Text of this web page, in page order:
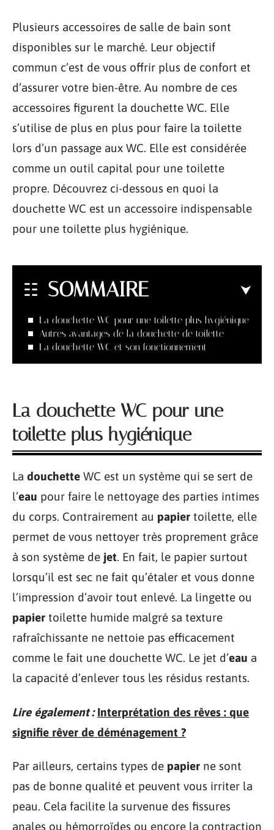
Plusieurs accessoires de salle de bain sont
disponibles sur le marché. Leur objectif
commun c’est de vous offrir plus de confort et
d’assurer votre bien-être. Au nombre de ces
accessoires figurent la douchette WC. Elle
s’utilise de plus en plus pour faire la toilette
lors d’un passage aux WC. Elle est considérée
comme un outil capital pour une toilette
propre. Découvrez ci-dessous en quoi la
douchette WC est un accessoire indispensable
pour une toilette plus hygiénique.
SOMMAIRE
La douchette WC pour une toilette plus hygiénique
Autres avantages de la douchette de toilette
La douchette WC et son fonctionnement
La douchette WC pour une
toilette plus hygiénique
La douchette WC est un système qui se sert de
l’eau pour faire le nettoyage des parties intimes
du corps. Contrairement au papier toilette, elle
permet de vous nettoyer très proprement grâce
à son système de jet. En fait, le papier surtout
lorsqu’il est sec ne fait qu’étaler et vous donne
l’impression d’avoir tout enlevé. La lingette ou
papier toilette humide malgré sa texture
rafraîchissante ne nettoie pas efficacement
comme le fait une douchette WC. Le jet d’eau a
la capacité d’enlever tous les résidus restants.
Lire également : Interprétation des rêves : que
signifie rêver de déménagement ?
Par ailleurs, certains types de papier ne sont
pas de bonne qualité et peuvent vous irriter la
peau. Cela facilite la survenue des fissures
anales ou hémorroïdes ou encore la contraction